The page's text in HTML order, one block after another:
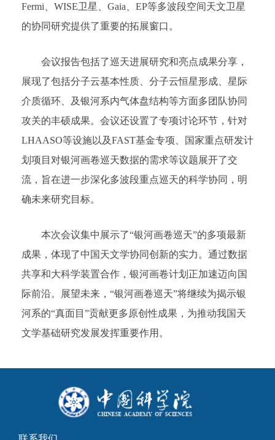
Fermi、WISE卫星、Gaia、EP等多波段空间天文卫星
的协同研究提供了重要的拓展窗口。
会议报告包括了巡天进展研究和亮点成果分享，
展现了包括分子云基本性质、分子云恒星形成、星际
介质循环、及银河系内气体盘结构等方面多团队协同
攻关的丰硕成果。会议还设置了专项讨论环节，针对
LHAASO等设施以及FAST基金专项、国家重点研发计
划项目对银河画卷巡天数据的需求等议题展开了交
流，旨在进一步深化多波段重点巡天的科学协同，明
确未来研究目标。
本次会议集中展示了“银河画卷巡天”的多项最新
成果，体现了中国天文学协同创新的实力。通过数据
共享和大科学装置合作，银河画卷计划正加速迈向国
际前沿。展望未来，“银河画卷巡天”将继续为揭示银
河系的“真面目”贡献更多原创性成果，为推动我国天
文学基础研究发展发挥重要作用。